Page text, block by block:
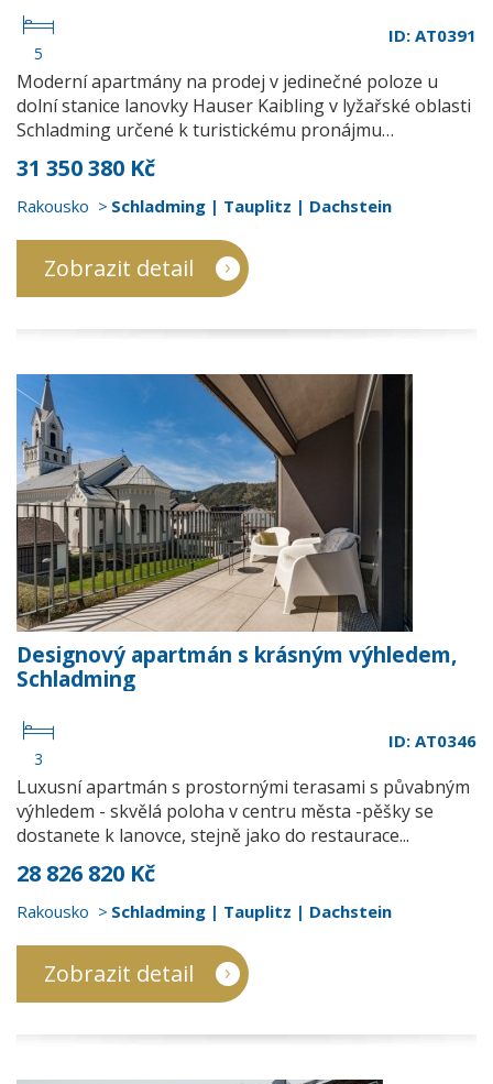
5
ID: AT0391
Moderní apartmány na prodej v jedinečné poloze u
dolní stanice lanovky Hauser Kaibling v lyžařské oblasti
Schladming určené k turistickému pronájmu…
31 350 380 Kč
Rakousko Schladming | Tauplitz | Dachstein
Zobrazit detail
Designový apartmán s krásným výhledem,
Schladming
3
ID: AT0346
Luxusní apartmán s prostornými terasami s půvabným
výhledem - skvělá poloha v centru města -pěšky se
dostanete k lanovce, stejně jako do restaurace...
28 826 820 Kč
Rakousko Schladming | Tauplitz | Dachstein
Zobrazit detail